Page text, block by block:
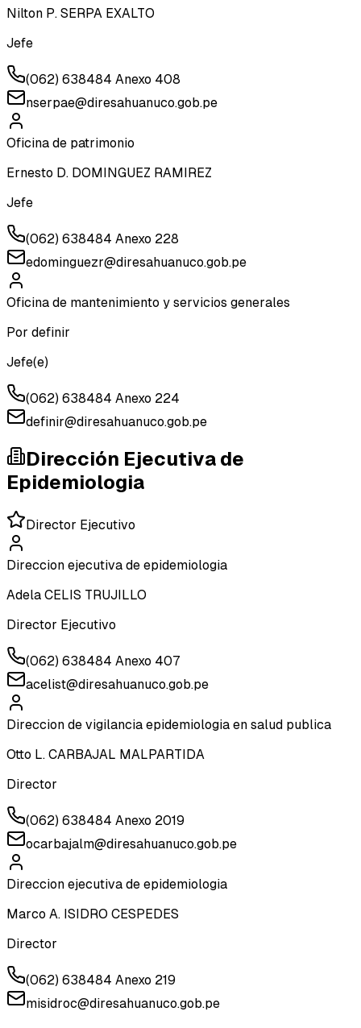
Nilton P. SERPA EXALTO
Jefe
(062) 638484 Anexo 408
nserpae@diresahuanuco.gob.pe
Oficina de patrimonio
Ernesto D. DOMINGUEZ RAMIREZ
Jefe
(062) 638484 Anexo 228
edominguezr@diresahuanuco.gob.pe
Oficina de mantenimiento y servicios generales
Por definir
Jefe(e)
(062) 638484 Anexo 224
definir@diresahuanuco.gob.pe
Dirección Ejecutiva de
Epidemiologia
Director Ejecutivo
Direccion ejecutiva de epidemiologia
Adela CELIS TRUJILLO
Director Ejecutivo
(062) 638484 Anexo 407
acelist@diresahuanuco.gob.pe
Direccion de vigilancia epidemiologia en salud publica
Otto L. CARBAJAL MALPARTIDA
Director
(062) 638484 Anexo 2019
ocarbajalm@diresahuanuco.gob.pe
Direccion ejecutiva de epidemiologia
Marco A. ISIDRO CESPEDES
Director
(062) 638484 Anexo 219
misidroc@diresahuanuco.gob.pe